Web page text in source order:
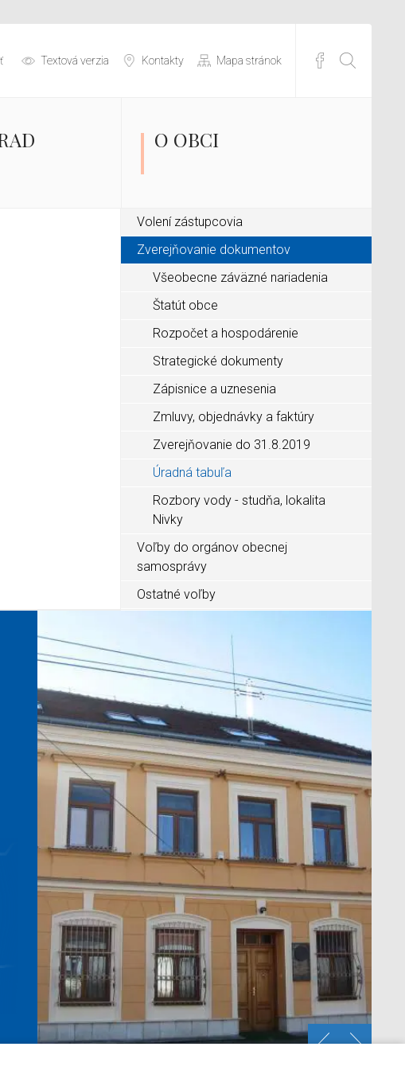
Textová verzia Kontakty Mapa stránok
O OBCI
Volení zástupcovia
Zverejňovanie dokumentov
Všeobecne záväzné nariadenia
Štatút obce
Rozpočet a hospodárenie
Strategické dokumenty
Zápisnice a uznesenia
Zmluvy, objednávky a faktúry
Zverejňovanie do 31.8.2019
Úradná tabuľa
Rozbory vody - studňa, lokalita
Nivky
Voľby do orgánov obecnej
samosprávy
Ostatné voľby